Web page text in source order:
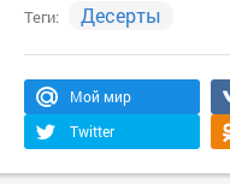
Теги: Десерты
Мой мир
Twitter